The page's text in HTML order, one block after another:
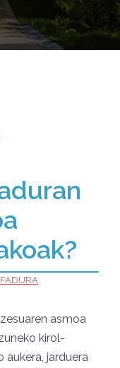
asmoa
kirol-
aukera, jarduera